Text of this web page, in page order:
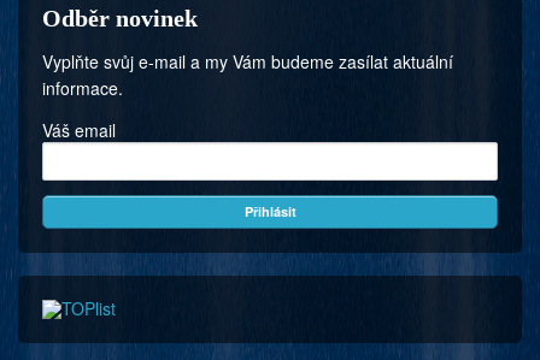
Odběr novinek
Vyplňte svůj e-mail a my Vám budeme zasílat aktuální
informace.
Váš email